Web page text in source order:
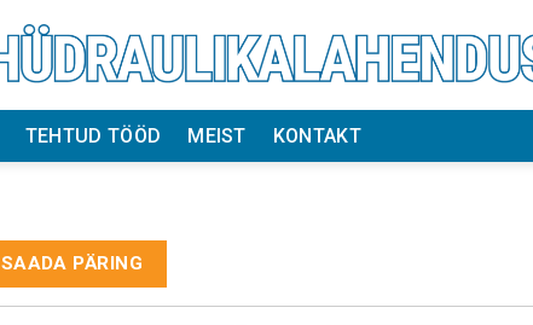
TEHTUD TÖÖD MEIST KONTAKT
SAADA PÄRING